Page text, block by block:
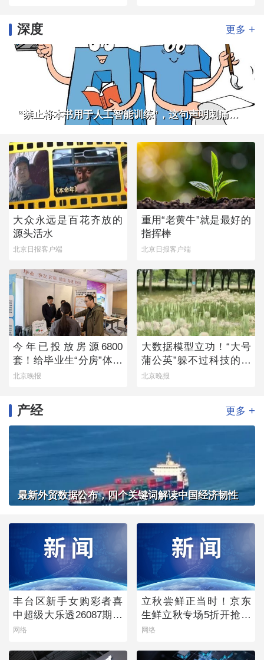
深度 更多 +
“禁止将本书用于人工智能训练”，这句声明刺痛了谁
大众永远是百花齐放的
源头活水
北京日报客户端
重用“老黄牛”就是最好的
指挥棒
北京日报客户端
今年已投放房源6800
套！给毕业生“分房”体现
留人诚意
北京晚报
大数据模型立功！“大号
蒲公英”躲不过科技的火
眼金睛
北京晚报
产经 更多 +
最新外贸数据公布，四个关键词解读中国经济韧性
丰台区新手女购彩者喜
中超级大乐透26087期一
等奖
网络
立秋尝鲜正当时！京东
生鲜立秋专场5折开抢，
承包你的秋日餐桌
网络